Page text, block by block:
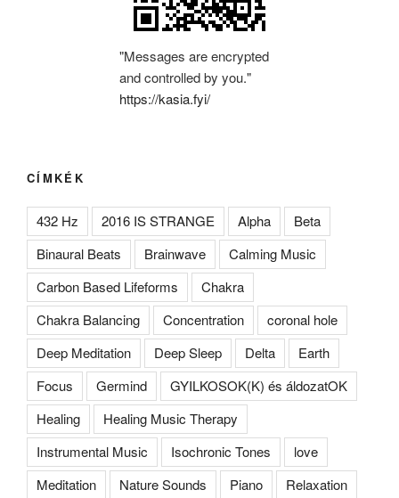
"Messages are encrypted
and controlled by you."
https://kasia.fyi/
CÍMKÉK
432 Hz 2016 IS STRANGE Alpha
Beta
Binaural Beats
Brainwave
Calming Music
Carbon Based Lifeforms
Chakra
Chakra Balancing
Concentration
coronal hole
Deep Meditation
Deep Sleep Delta
Earth
Focus
Germind
GYILKOSOK(K) és áldozatOK
Healing
Healing Music Therapy
Instrumental Music
Isochronic Tones
love
Meditation
Nature Sounds Piano Relaxation